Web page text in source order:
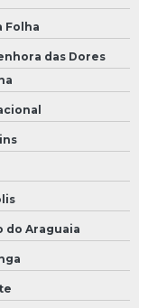
Folha
das Dores
do Araguaia